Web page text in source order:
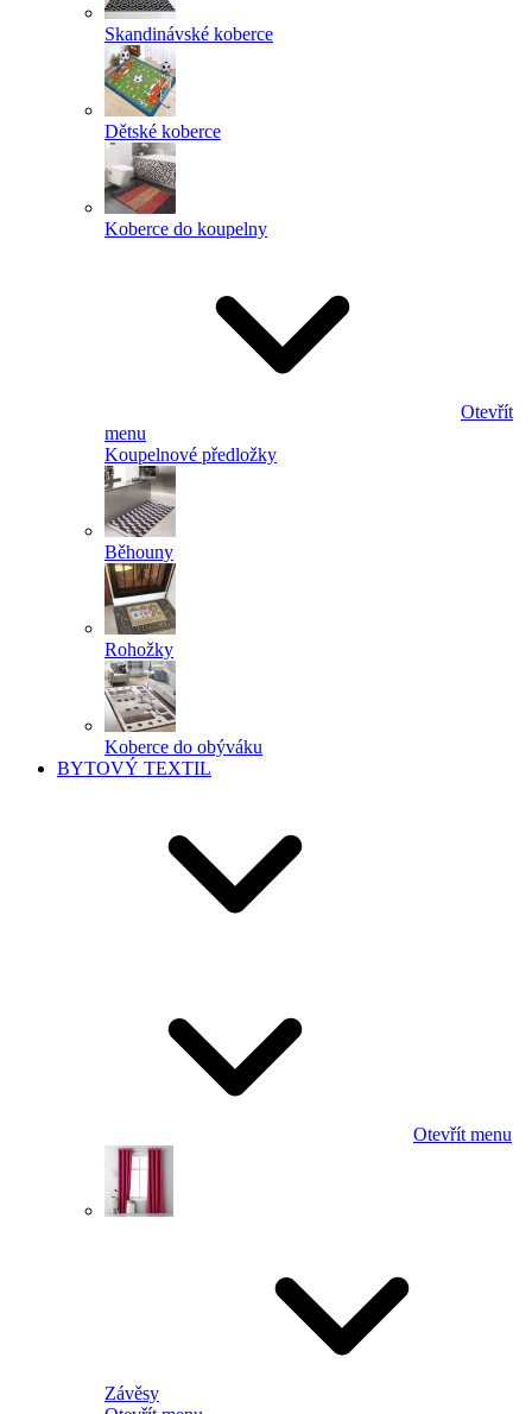
Skandinávské koberce
Dětské koberce
Koberce do koupelny
Otevřít
menu
Koupelnové předložky
Běhouny
Rohožky
Koberce do obýváku
BYTOVÝ TEXTIL
Otevřít menu
Závěsy